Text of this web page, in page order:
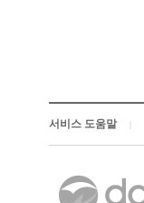
서비스 도움말